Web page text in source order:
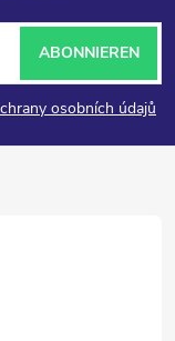
osobních údajů
ABONNIEREN